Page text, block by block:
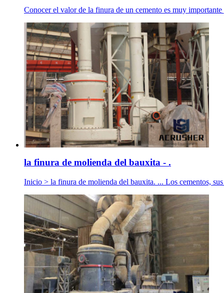
Conocer el valor de la finura de un cemento es muy
la finura de molienda del bauxita - .
Inicio > la finura de molienda del bauxita. ... Los cementos,